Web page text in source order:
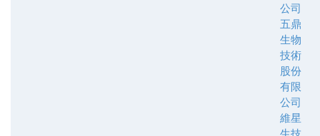
公司
五鼎
生物
技術
股份
有限
公司
維星